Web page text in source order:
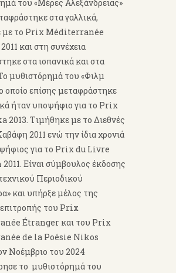
του «Μέρες Αλεξάνδρειας»
στα γαλλικά,
με το Prix Méditerranée
και στη συνέχεια
στα ισπανικά και στα
μυθιστόρημά του «Φιλμ
οποίο επίσης μεταφράστηκε
ήταν υποψήφιο για το Prix
Tιμήθηκε με το Διεθνές
2011 ενώ την ίδια χρονιά
για το Prix du Livre
Είναι σύμβουλος έκδοσης
Περιοδικού
και υπήρξε μέλος της
επιτροπής του Prix
Étranger και του Prix
de la Poésie Nikos
Νοέμβριο του 2024
το μυθιστόρημά του